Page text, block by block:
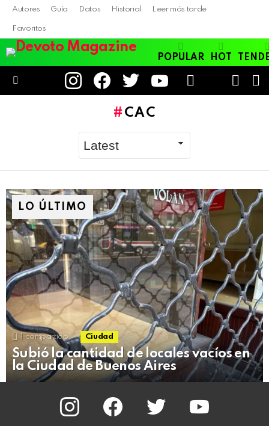
Autores Guía Datos Historial Leer más tarde
Favoritos
POPULAR HOT
instagramfacebooktwitter youtube
SKIN
CAC
LO ÚLTIMO
compartido Ciudad
Subió la cantidad de locales vacíos en
la Ciudad de Buenos Aires
instagram facebook twitter